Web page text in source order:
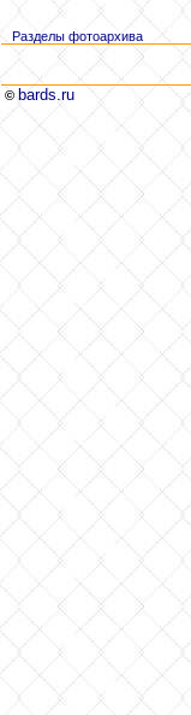
Разделы фотоархива
© bards.ru